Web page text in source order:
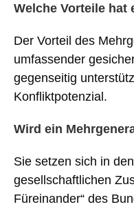
Welche Vorteile hat
Der Vorteil des
umfassender
gegenseitig
Konfliktpotenzial.
Wird ein
Sie setzen sich in
gesellschaftlichen
Füreinander“ des